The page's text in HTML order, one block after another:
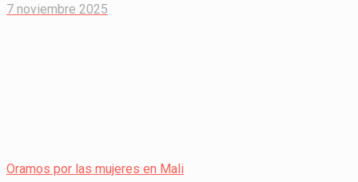
7 noviembre 2025
Oramos por las mujeres en Mali